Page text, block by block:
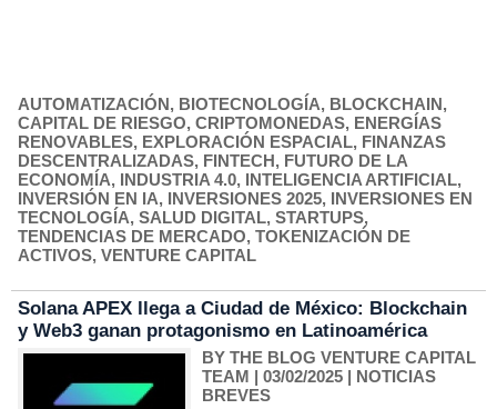
AUTOMATIZACIÓN, BIOTECNOLOGÍA, BLOCKCHAIN,
CAPITAL DE RIESGO, CRIPTOMONEDAS, ENERGÍAS
RENOVABLES, EXPLORACIÓN ESPACIAL, FINANZAS
DESCENTRALIZADAS, FINTECH, FUTURO DE LA
ECONOMÍA, INDUSTRIA 4.0, INTELIGENCIA ARTIFICIAL,
INVERSIÓN EN IA, INVERSIONES 2025, INVERSIONES EN
TECNOLOGÍA, SALUD DIGITAL, STARTUPS,
TENDENCIAS DE MERCADO, TOKENIZACIÓN DE
ACTIVOS, VENTURE CAPITAL
Solana APEX llega a Ciudad de México: Blockchain
y Web3 ganan protagonismo en Latinoamérica
BY THE BLOG VENTURE CAPITAL
TEAM | 03/02/2025 | NOTICIAS
BREVES